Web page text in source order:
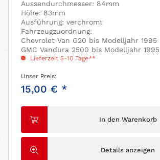
Aussendurchmesser: 84mm
Höhe: 83mm
Ausführung: verchromt
Fahrzeugzuordnung:
Chevrolet Van G20 bis Modelljahr 1995
GMC Vandura 2500 bis Modelljahr 1995
Lieferzeit 5-10 Tage**
Unser Preis:
15,00 € *
In den Warenkorb
Details anzeigen